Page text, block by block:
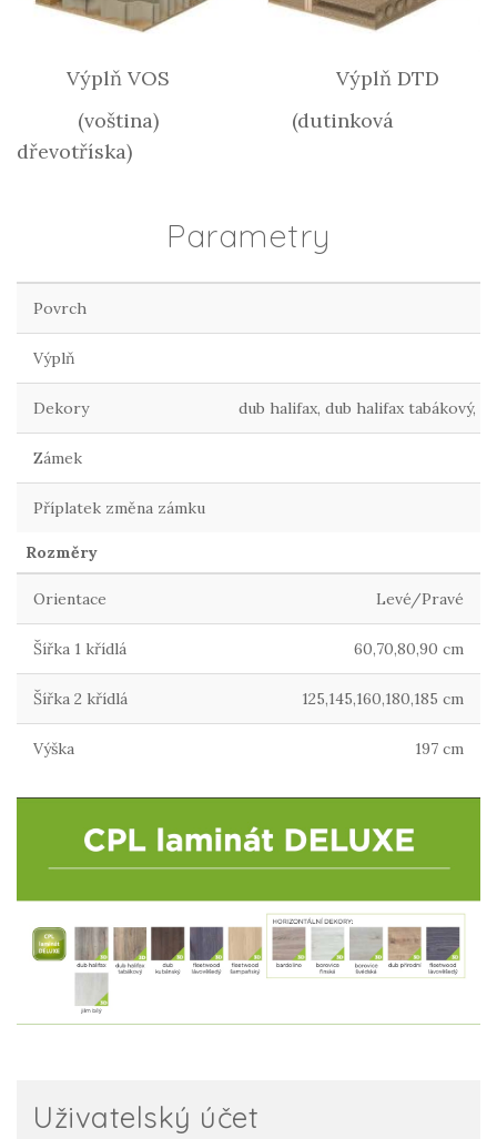
Uživatelský účet
Výplň VOS Výplň DTD
(voština) (dutinková
dřevotříska)
Parametry
Povrch
Výplň
Dekory dub halifax, dub halifax tabákový,
Zámek
Příplatek změna zámku
Rozměry
Orientace Levé/Pravé
Šířka 1 křídlá 60,70,80,90 cm
Šířka 2 křídlá 125,145,160,180,185 cm
Výška 197 cm